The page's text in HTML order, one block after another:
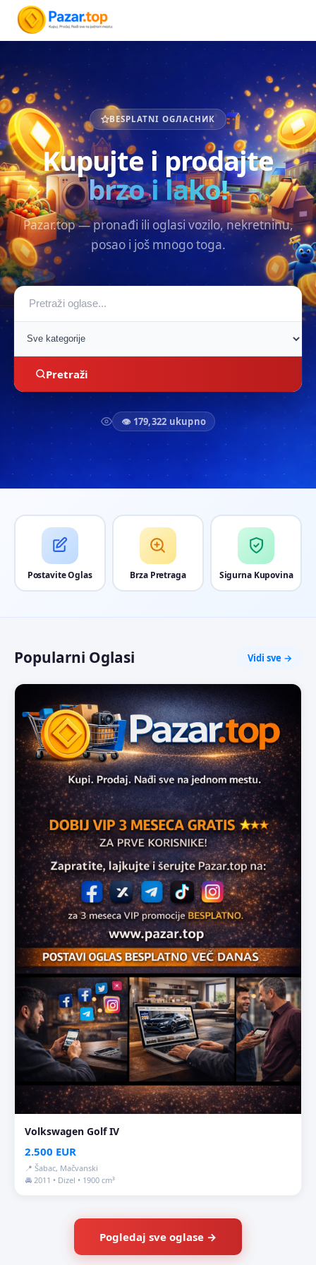
BESPLATNI OGЛАСНИК
Kupujte i prodajte
brzo i lako!
Pazar.top — pronađi ili oglasi vozilo, nekretninu,
posao i još mnogo toga.
Pretraži
👁 179,322 ukupno
Postavite Oglas Brza Pretraga Sigurna Kupovina
Popularni Oglasi Vidi sve →
Volkswagen Golf IV
2.500 EUR
📍 Šabac, Mačvanski
🚘 2011 • Dizel • 1900 cm³
Pogledaj sve oglase →